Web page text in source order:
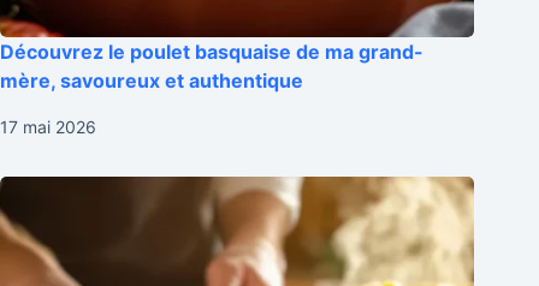
Découvrez le poulet basquaise de ma grand-
mère, savoureux et authentique
17 mai 2026